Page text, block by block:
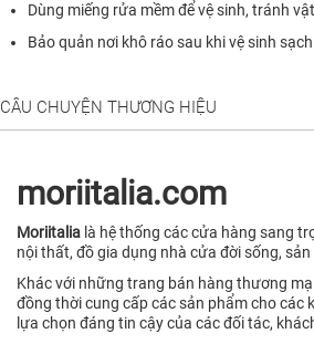
Dùng miếng rửa mềm để vệ sinh, tránh
Bảo quản nơi khô ráo sau khi vệ sinh
CÂU CHUYỆN THƯƠNG HIỆU
moriitalia.com
Moriitalia là hệ thống các cửa hàng sang
nội thất, đồ gia dụng nhà cửa đời sống,
Khác với những trang bán hàng thương
đồng thời cung cấp các sản phẩm cho các
lựa chọn đáng tin cậy của các đối tác,